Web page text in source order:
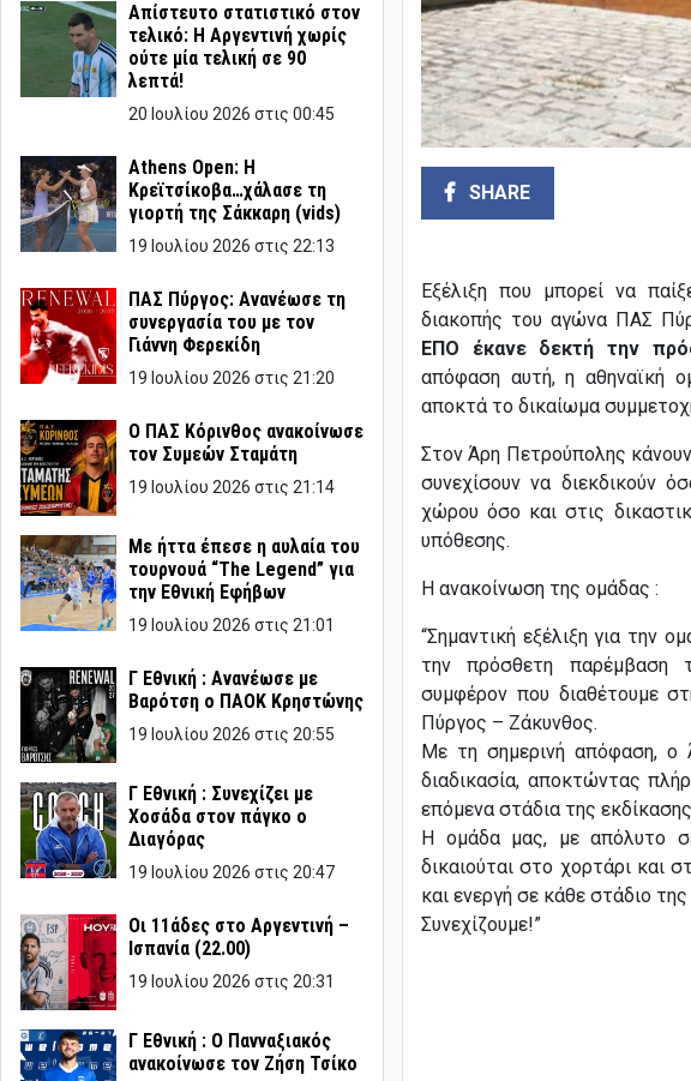
Απίστευτο στατιστικό στον
τελικό: Η Αργεντινή χωρίς
ούτε μία τελική σε 90
λεπτά!
20 Ιουλίου 2026 στις 00:45
Athens Open: Η
Κρεϊτσίκοβα…χάλασε τη
γιορτή της Σάκκαρη (vids)
19 Ιουλίου 2026 στις 22:13
ΠΑΣ Πύργος: Ανανέωσε τη
συνεργασία του με τον
Γιάννη Φερεκίδη
19 Ιουλίου 2026 στις 21:20
Ο ΠΑΣ Κόρινθος ανακοίνωσε
τον Συμεών Σταμάτη
19 Ιουλίου 2026 στις 21:14
Με ήττα έπεσε η αυλαία του
τουρνουά “The Legend” για
την Εθνική Εφήβων
19 Ιουλίου 2026 στις 21:01
Γ Εθνική : Ανανέωσε με
Βαρότση ο ΠΑΟΚ Κρηστώνης
19 Ιουλίου 2026 στις 20:55
Γ Εθνική : Συνεχίζει με
Χοσάδα στον πάγκο ο
Διαγόρας
19 Ιουλίου 2026 στις 20:47
Οι 11άδες στο Αργεντινή –
Ισπανία (22.00)
19 Ιουλίου 2026 στις 20:31
Γ Εθνική : Ο Πανναξιακός
ανακοίνωσε τον Ζήση Τσίκο
SHARE
Εξέλιξη που μπορεί να
διακοπής του αγώνα ΠΑΣ
ΕΠΟ έκανε δεκτή την
απόφαση αυτή, η αθηναϊκή
αποκτά το δικαίωμα
Στον Άρη Πετρούπολης
συνεχίσουν να διεκδικούν
χώρου όσο και στις
υπόθεσης.
Η ανακοίνωση της ομάδας :
“Σημαντική εξέλιξη για την
την πρόσθετη παρέμβαση
συμφέρον που διαθέτουμε
Πύργος – Ζάκυνθος.
Με τη σημερινή απόφαση, ο
διαδικασία, αποκτώντας
επόμενα στάδια της
Η ομάδα μας, με απόλυτο
δικαιούται στο χορτάρι και
και ενεργή σε κάθε στάδιο
Συνεχίζουμε!”